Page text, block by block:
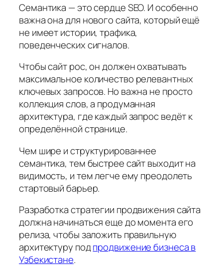
Семантика — это сердце SEO. И особенно
важна она для нового сайта, который ещё
не имеет истории, трафика,
поведенческих сигналов.
Чтобы сайт рос, он должен охватывать
максимальное количество релевантных
ключевых запросов. Но важна не просто
коллекция слов, а продуманная
архитектура, где каждый запрос ведёт к
определённой странице.
Чем шире и структурированнее
семантика, тем быстрее сайт выходит на
видимость, и тем легче ему преодолеть
стартовый барьер.
Разработка стратегии продвижения сайта
должна начинаться еще до момента его
релиза, чтобы заложить правильную
архитектуру подпродвижение бизнеса в
Узбекистане.